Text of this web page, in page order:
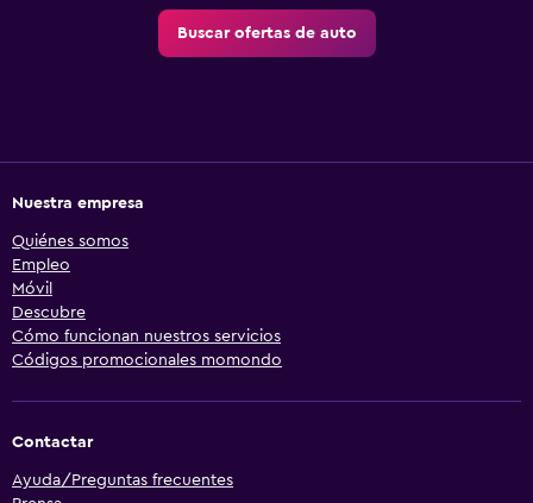
Buscar ofertas de auto
Nuestra empresa
Quiénes somos
Empleo
Móvil
Descubre
Cómo funcionan nuestros servicios
Códigos promocionales momondo
Contactar
Ayuda/Preguntas frecuentes